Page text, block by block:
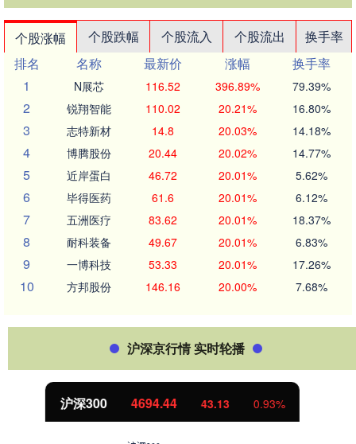
个股涨幅 个股跌幅 个股流入 个股流出
换手率
排名
名称 最新价 涨幅
换手率
1
N展芯 116.52 396.89% 79.39%
2 锐翔智能 110.02 20.21% 16.80%
3 志特新材 14.8 20.03% 14.18%
4 博腾股份 20.44 20.02% 14.77%
5 近岸蛋白 46.72 20.01% 5.62%
6 毕得医药 61.6 20.01% 6.12%
7 五洲医疗 83.62 20.01% 18.37%
8 耐科装备 49.67 20.01% 6.83%
9 一博科技 53.33 20.01% 17.26%
10 方邦股份 146.16 20.00% 7.68%
沪深京行情 实时轮播
北证50 1134.24 11.37 1.01%